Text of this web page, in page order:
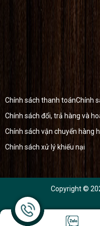
Chính sách thanh toánChính
Chính sách đổi, trả hàng và
Chính sách vận chuyển hàng
Chính sách xử lý khiếu nại
Copyright ©